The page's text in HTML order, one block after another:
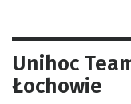
Unihoc
Łochowie